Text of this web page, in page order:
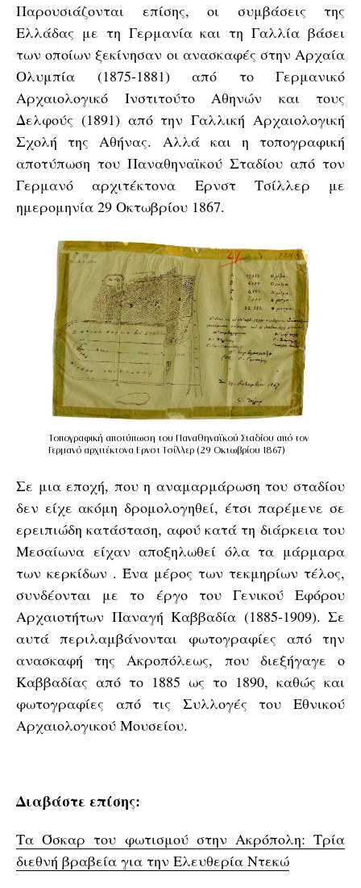
Παρουσιάζονται επίσης, οι συμβάσεις της
Ελλάδας με τη Γερμανία και τη Γαλλία βάσει
των οποίων ξεκίνησαν οι ανασκαφές στην Αρχαία
Ολυμπία (1875-1881) από το Γερμανικό
Αρχαιολογικό Ινστιτούτο Αθηνών και τους
Δελφούς (1891) από την Γαλλική Αρχαιολογική
Σχολή της Αθήνας. Αλλά και η τοπογραφική
αποτύπωση του Παναθηναϊκού Σταδίου από τον
Γερμανό αρχιτέκτονα Ερνστ Τσίλλερ με
ημερομηνία 29 Οκτωβρίου 1867.
Τοπογραφική αποτύπωση του Παναθηναϊκού Σταδίου από τον
Γερμανό αρχιτέκτονα Ερνστ Τσίλλερ (29 Οκτωβρίου 1867)
Σε μια εποχή, που η αναμαρμάρωση του σταδίου
δεν είχε ακόμη δρομολογηθεί, έτσι παρέμενε σε
ερειπιώδη κατάσταση, αφού κατά τη διάρκεια του
Μεσαίωνα είχαν αποξηλωθεί όλα τα μάρμαρα
των κερκίδων . Ένα μέρος των τεκμηρίων τέλος,
συνδέονται με το έργο του Γενικού Εφόρου
Αρχαιοτήτων Παναγή Καββαδία (1885-1909). Σε
αυτά περιλαμβάνονται φωτογραφίες από την
ανασκαφή της Ακροπόλεως, που διεξήγαγε ο
Καββαδίας από το 1885 ως το 1890, καθώς και
φωτογραφίες από τις Συλλογές του Εθνικού
Αρχαιολογικού Μουσείου.
Διαβάστε επίσης:
Τα Όσκαρ του φωτισμού στην Ακρόπολη: Τρία
διεθνή βραβεία για την Ελευθερία Ντεκώ